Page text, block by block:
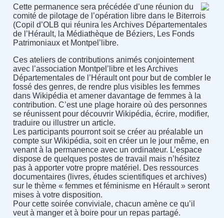
Cette permanence sera précédée d’une réunion du
comité de pilotage de l’opération libre dans le Biterrois
(Copil d’OLB qui réunira les Archives Départementales
de l’Hérault, la Médiathèque de Béziers, Les Fonds
Patrimoniaux et Montpel’libre.
Ces ateliers de contributions animés conjointement
avec l’association Montpel’libre et les Archives
Départementales de l’Hérault ont pour but de combler le
fossé des genres, de rendre plus visibles les femmes
dans Wikipédia et amener davantage de femmes à la
contribution. C’est une plage horaire où des personnes
se réunissent pour découvrir Wikipédia, écrire, modifier,
traduire ou illustrer un article.
Les participants pourront soit se créer au préalable un
compte sur Wikipédia, soit en créer un le jour même, en
venant à la permanence avec un ordinateur. L’espace
dispose de quelques postes de travail mais n’hésitez
pas à apporter votre propre matériel. Des ressources
documentaires (livres, études scientifiques et archives)
sur le thème « femmes et féminisme en Hérault » seront
mises à votre disposition.
Pour cette soirée conviviale, chacun amène ce qu’il
veut à manger et à boire pour un repas partagé.